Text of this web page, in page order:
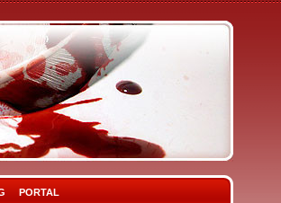
PORTAL